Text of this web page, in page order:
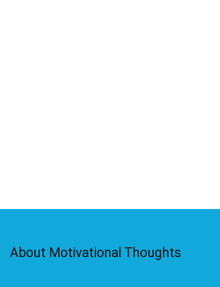
About Motivational Thoughts